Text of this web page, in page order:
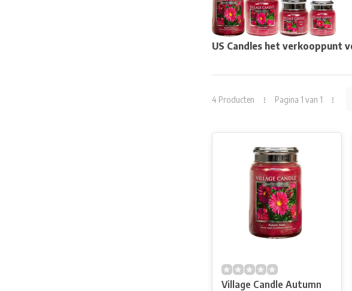
US Candles het verkooppunt
4 Producten Pagina 1 van 1
Village Candle Autumn